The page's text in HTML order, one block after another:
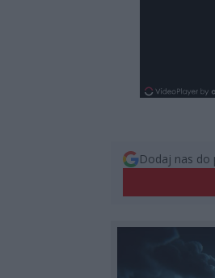
Dodaj nas do